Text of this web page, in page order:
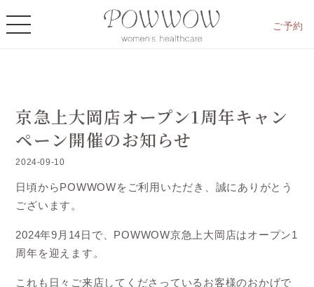
ご予約
京急上大岡店オープン1周年キャン
ペーン開催のお知らせ
2024-09-10
日頃からPOWWOWをご利用いただき、誠にありがとう
ございます。
2024年9月14日で、POWWOW京急上大岡店はオープン1
周年を迎えます。
これも日々ご来店してくださっているお客様のおかげで